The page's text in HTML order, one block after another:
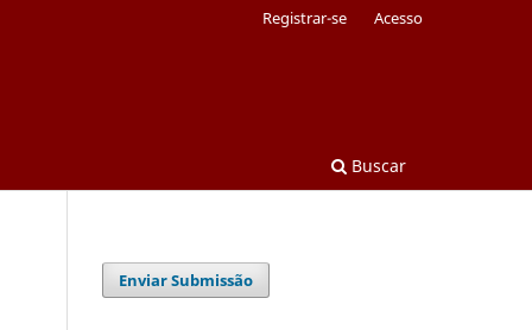
Buscar
Registrar-se Acesso
Enviar Submissão